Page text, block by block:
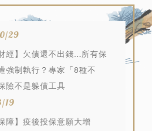
29
經】欠債還不出錢...所有保
強制執行？專家「8種不
險不是躲債工具
19
障】疫後投保意願大增